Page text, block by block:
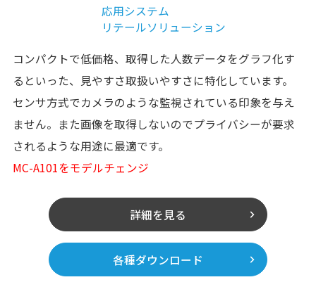
応用システム
リテールソリューション
コンパクトで低価格、取得した人数データをグラフ化す
るといった、見やすさ取扱いやすさに特化しています。
センサ方式でカメラのような監視されている印象を与え
ません。また画像を取得しないのでプライバシーが要求
されるような用途に最適です。
MC-A101をモデルチェンジ
詳細を見る
各種ダウンロード